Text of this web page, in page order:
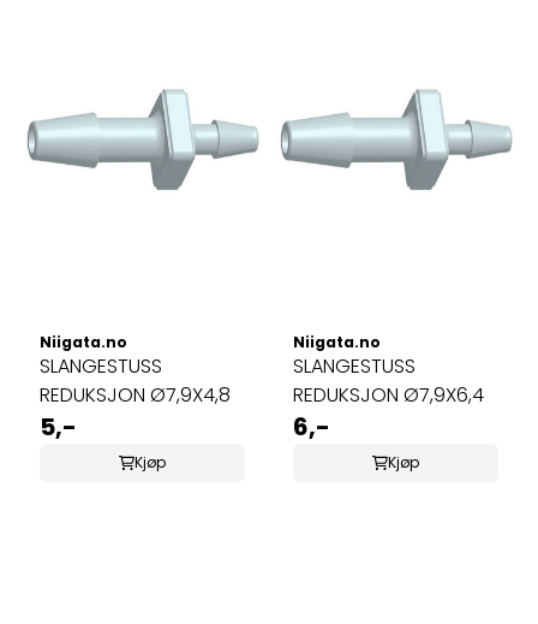
Niigata.no
SLANGESTUSS
REDUKSJON Ø7,9X4,8
5,-
Kjøp
Niigata.no
SLANGESTUSS
REDUKSJON Ø7,9X6,4
6,-
Kjøp